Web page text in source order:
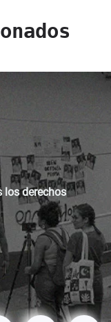
los derechos